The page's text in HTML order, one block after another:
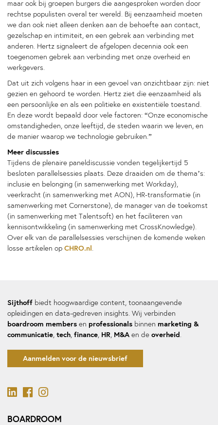
maar ook bij groepen burgers die aangesproken worden door
rechtse populisten overal ter wereld. Bij eenzaamheid moeten
we dan ook niet alleen denken aan de behoefte aan contact,
gezelschap en intimiteit, en een gebrek aan verbinding met
anderen. Hertz signaleert de afgelopen decennia ook een
toegenomen gebrek aan verbinding met onze overheid en
werkgevers.
Dat uit zich volgens haar in een gevoel van onzichtbaar zijn: niet
gezien en gehoord te worden. Hertz ziet die eenzaamheid als
een persoonlijke en als een politieke en existentiële toestand.
En deze wordt bepaald door vele factoren: “Onze economische
omstandigheden, onze leeftijd, de steden waarin we leven, en
de manier waarop we technologie gebruiken.”
Meer discussies
Tijdens de plenaire paneldiscussie vonden tegelijkertijd 5
besloten parallelsessies plaats. Deze draaiden om de thema’s:
inclusie en belonging (in samenwerking met Workday),
veerkracht (in samenwerking met AON), HR-transformatie (in
samenwerking met Cornerstone), de manager van de toekomst
(in samenwerking met Talentsoft) en het faciliteren van
kennisontwikkeling (in samenwerking met CrossKnowledge).
Over elk van de parallelsessies verschijnen de komende weken
losse artikelen op CHRO.nl.
Sijthoff biedt hoogwaardige content, toonaangevende
opleidingen en data-gedreven insights. Wij verbinden
boardroom members en professionals binnen marketing &
communicatie, tech, finance, HR, M&A en de overheid.
Aanmelden voor de nieuwsbrief
BOARDROOM